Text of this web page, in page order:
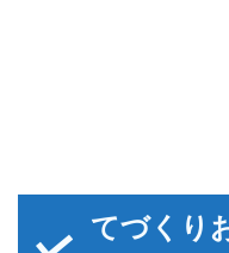
てづくり